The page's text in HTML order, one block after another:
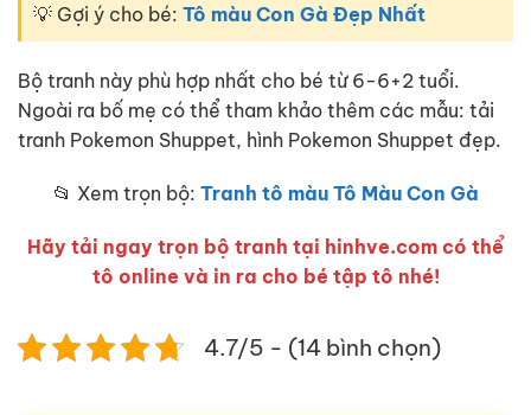
💡 Gợi ý cho bé: Tô màu Con Gà Đẹp Nhất
Bộ tranh này phù hợp nhất cho bé từ 6-6+2 tuổi.
Ngoài ra bố mẹ có thể tham khảo thêm các mẫu: tải
tranh Pokemon Shuppet, hình Pokemon Shuppet đẹp.
📂 Xem trọn bộ: Tranh tô màu Tô Màu Con Gà
Hãy tải ngay trọn bộ tranh tại hinhve.com có thể
tô online và in ra cho bé tập tô nhé!
4.7/5 - (14 bình chọn)